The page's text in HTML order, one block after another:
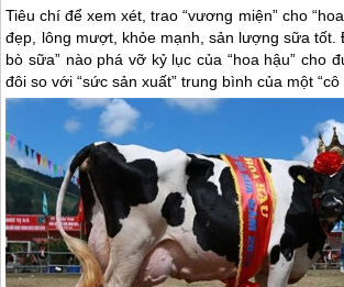
Tiêu chí để xem xét, trao “vương miện” cho
đẹp, lông mượt, khỏe mạnh, sản lượng sữa tốt.
bò sữa” nào phá vỡ kỷ lục của “hoa hậu” cho
đôi so với “sức sản xuất” trung bình của một